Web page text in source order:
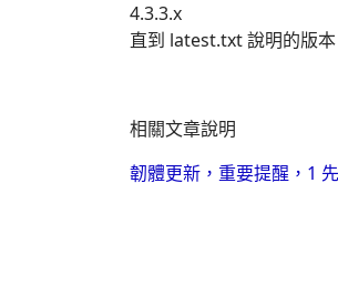
4.3.3.x
直到 latest.txt 說明的版本
相關文章說明
韌體更新，重要提醒，1